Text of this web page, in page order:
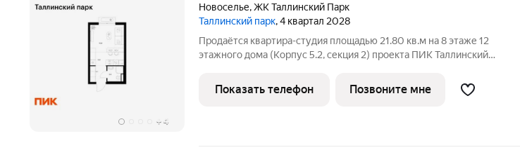
+ 4
Новоселье,ЖК Таллинский Парк
Таллинский парк, 4 квартал 2028
Продаётся квартира-студия площадью 21.80 кв.м на 8 этаже 12
этажного дома (Корпус 5.2, секция 2) проекта ПИК Таллинский
функциональная планировка, большие окна, с отделкой.
«Таллинский парк» проект в
Показать телефон Позвоните мне